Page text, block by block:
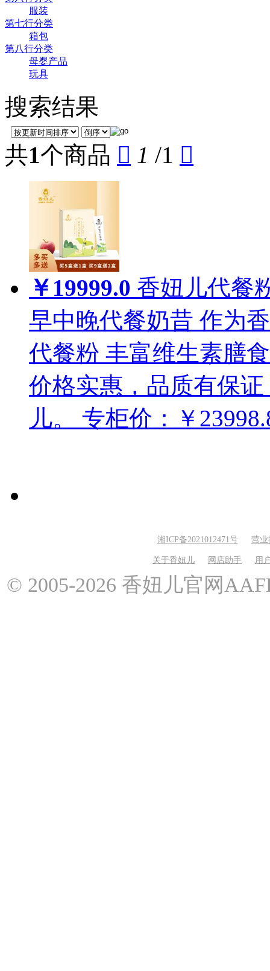
服装
第七行分类
箱包
第八行分类
母婴产品
玩具
搜索结果
共1个商品  1 /1 
￥19999.0 香妞儿代餐
早中晚代餐奶昔 作为
代餐粉 丰富维生素膳
价格实惠，品质有保
儿。
专柜价：￥
湘ICP备2021012471号 营业
关于香妞儿 网店助手 用
© 2005-2026 香妞儿官网